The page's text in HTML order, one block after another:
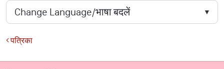
पत्रिका